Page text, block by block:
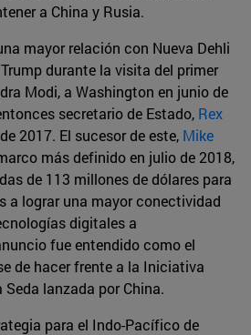
a China y Rusia.
mayor relación con Nueva Dehli
durante la visita del primer
Modi, a Washington en junio de
secretario de Estado, Rex
2017. El sucesor de este, Mike
más definido en julio de 2018,
de 113 millones de dólares para
a lograr una mayor conectividad
digitales a
fue entendido como el
de hacer frente a la Iniciativa
lanzada por China.
para el Indo-Pacífico de